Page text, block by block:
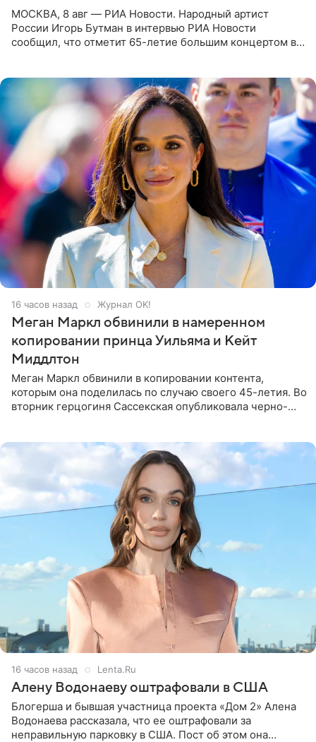
МОСКВА, 8 авг — РИА Новости. Народный артист
России Игорь Бутман в интервью РИА Новости
сообщил, что отметит 65-летие большим концертом в
16 часов назад Журнал OK!
Меган Маркл обвинили в намеренном
копировании принца Уильяма и Кейт
Миддлтон
Меган Маркл обвинили в копировании контента,
которым она поделилась по случаю своего 45-летия. Во
вторник герцогиня Сассекская опубликовала черно-
16 часов назад Lenta.Ru
Алену Водонаеву оштрафовали в США
Блогерша и бывшая участница проекта «Дом 2» Алена
Водонаева рассказала, что ее оштрафовали за
неправильную парковку в США. Пост об этом она